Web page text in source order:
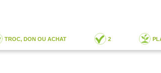
TROC, DON OU ACHAT 2